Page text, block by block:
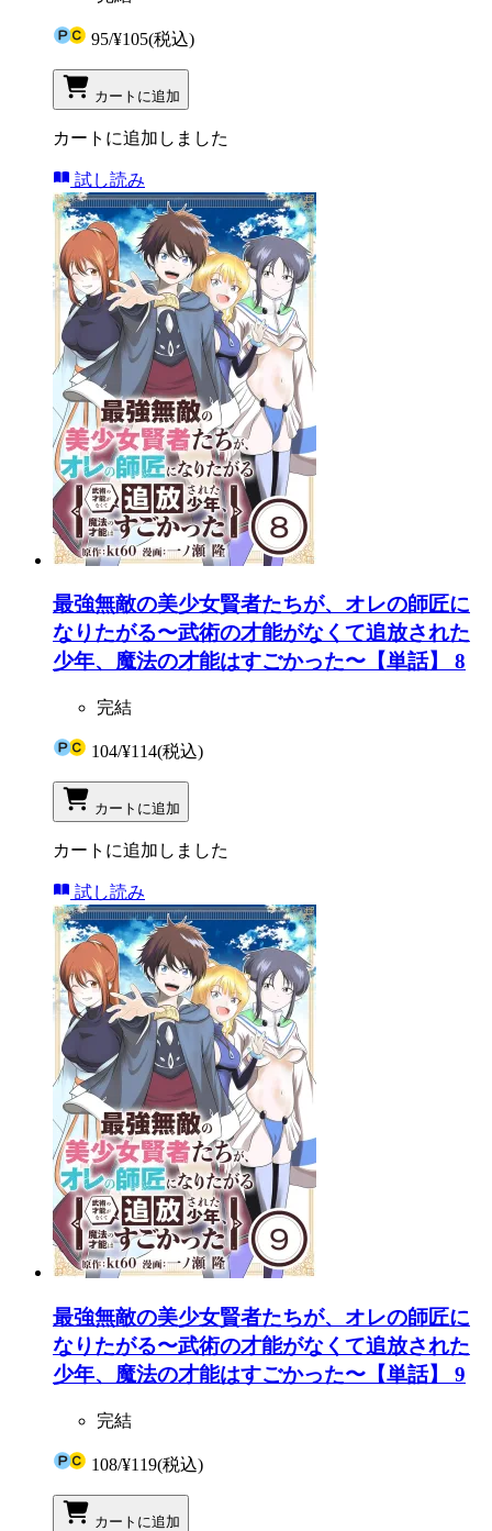
95/¥105(税込)
カートに追加
カートに追加しました
試し読み
最強無敵の美少女賢者たちが、オレの師匠に
なりたがる〜武術の才能がなくて追放された
少年、魔法の才能はすごかった〜【単話】 8
完結
104/¥114(税込)
カートに追加
カートに追加しました
試し読み
最強無敵の美少女賢者たちが、オレの師匠に
なりたがる〜武術の才能がなくて追放された
少年、魔法の才能はすごかった〜【単話】 9
完結
108/¥119(税込)
カートに追加